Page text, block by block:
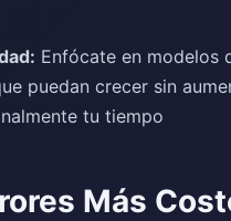
Enfócate en modelos
puedan crecer sin
tu tiempo
Más